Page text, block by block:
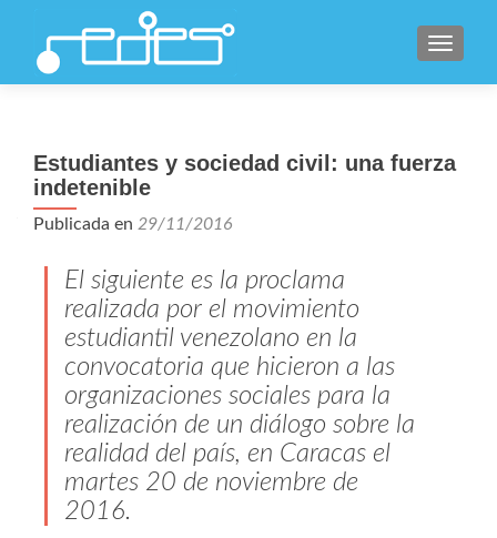
Estudiantes y sociedad civil: una fuerza
indetenible
Publicada en 29/11/2016
El siguiente es la proclama
realizada por el movimiento
estudiantil venezolano en la
convocatoria que hicieron a las
organizaciones sociales para la
realización de un diálogo sobre la
realidad del país, en Caracas el
martes 20 de noviembre de
2016.